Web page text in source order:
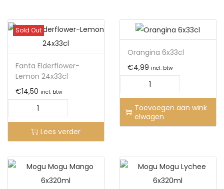
Sold Out
Fanta Elderflower-
Lemon 24x33cl
€14,50 incl. btw
Lees verder
Orangina 6x33cl
€4,99 incl. btw
Toevoegen aan wink
elwagen